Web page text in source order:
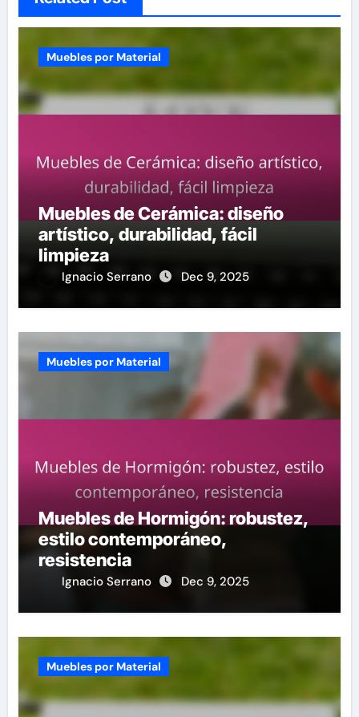
Muebles por Material
Muebles de Cerámica: diseño
artístico, durabilidad, fácil
limpieza
Ignacio Serrano Dec 9, 2025
Muebles por Material
Muebles de Hormigón: robustez,
estilo contemporáneo,
resistencia
Ignacio Serrano Dec 9, 2025
Muebles por Material